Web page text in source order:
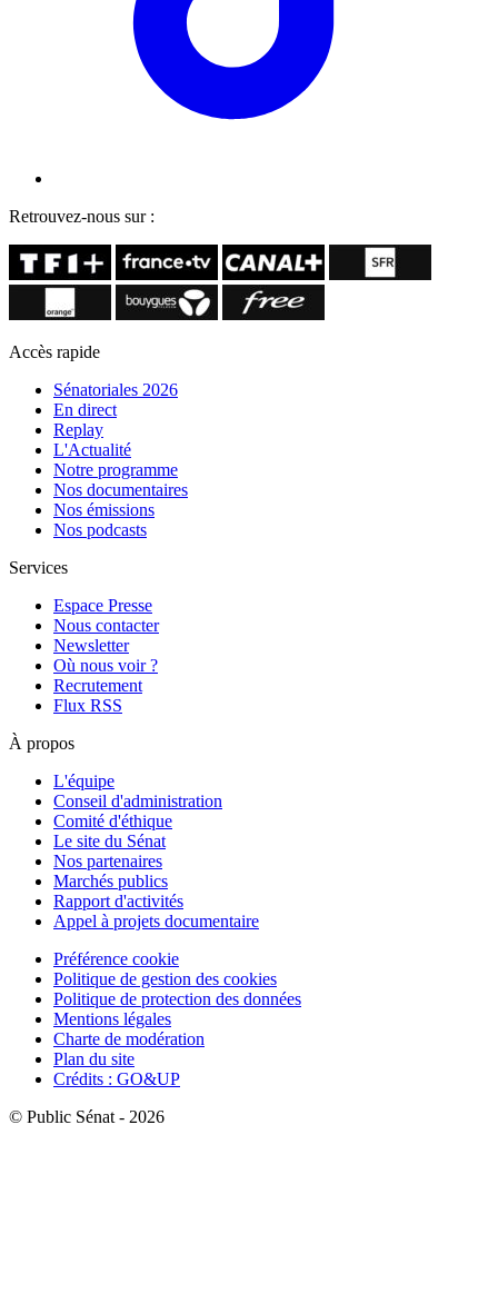
Retrouvez-nous sur :
Accès rapide
Sénatoriales 2026
En direct
Replay
L'Actualité
Notre programme
Nos documentaires
Nos émissions
Nos podcasts
Services
Espace Presse
Nous contacter
Newsletter
Où nous voir ?
Recrutement
Flux RSS
À propos
L'équipe
Conseil d'administration
Comité d'éthique
Le site du Sénat
Nos partenaires
Marchés publics
Rapport d'activités
Appel à projets documentaire
Préférence cookie
Politique de gestion des cookies
Politique de protection des données
Mentions légales
Charte de modération
Plan du site
Crédits : GO&UP
© Public Sénat - 2026